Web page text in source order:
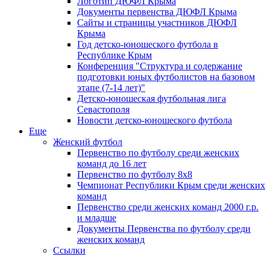
Документы первенства ДЮФЛ Крыма
Сайты и страницы участников ДЮФЛ
Крыма
Год детско-юношеского футбола в
Республике Крым
Конференция "Структура и содержание
подготовки юных футболистов на базовом
этапе (7-14 лет)"
Детско-юношеская футбольная лига
Севастополя
Новости детско-юношеского футбола
Еще
Женский футбол
Первенство по футболу среди женских
команд до 16 лет
Первенство по футболу 8х8
Чемпионат Республики Крым среди женских
команд
Первенство среди женских команд 2000 г.р.
и младше
Документы Первенства по футболу среди
женских команд
Ссылки